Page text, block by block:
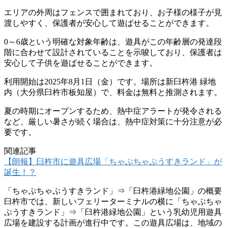
エリアの外周はフェンスで囲まれており、お子様の様子が見
渡しやすく、保護者が安心して遊ばせることができます。
0～6歳という明確な対象年齢は、遊具がこの年齢層の発達段
階に合わせて設計されていることを示唆しており、保護者は
安心して子供を遊ばせることができます。
利用開始は2025年8月1日（金）です。場所は新臼杵港 緑地
内（大分県臼杵市板知屋）で、料金は無料と推測されます。
夏の時期にオープンするため、熱中症アラートが発令される
など、厳しい暑さが続く場合は、熱中症対策に十分注意が必
要です。
関連記事
【朗報】臼杵市に遊具広場「ちゃぷちゃぷうすきランド」が
誕生！？
「ちゃぷちゃぷうすきランド」⇒「臼杵港緑地公園」の概要
臼杵市では、新しいフェリーターミナルの横に「ちゃぷちゃ
ぷうすきランド」⇒「臼杵港緑地公園」という乳幼児用遊具
広場を建設する計画が進行中です。この遊具広場は、地域の